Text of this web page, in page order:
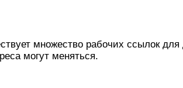
множество рабочих ссылок для
могут меняться.